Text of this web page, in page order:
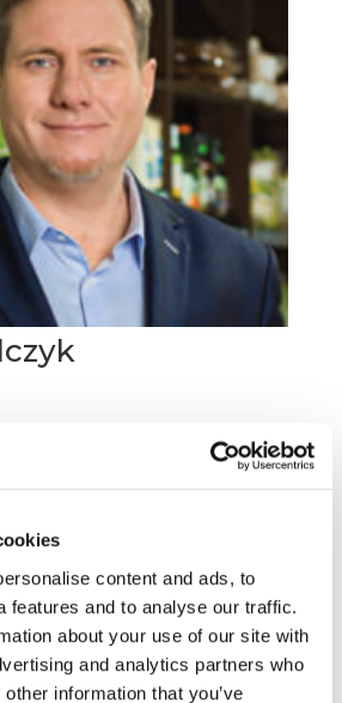
content and ads, to
features and to analyse our traffic.
about your use of our site with
and analytics partners who
information that you’ve
Łódzkiego, SWPS,
UŁ oraz CIM. Od 15 lat rozwija
nazwą Propharma.
tę kategorię w Polsce.
Gaja i Allergika na rynku